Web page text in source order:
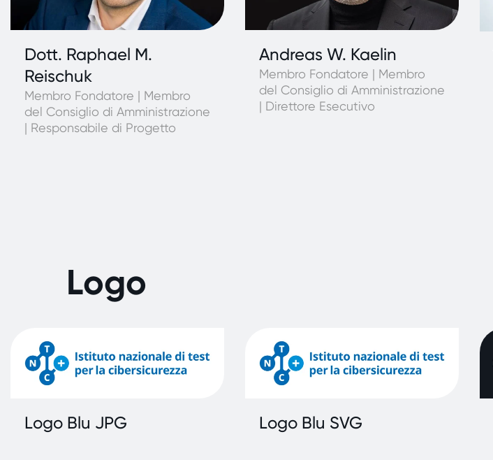
Dott. Raphael M.
Reischuk
Membro Fondatore | Membro
del Consiglio di Amministrazione
| Responsabile di Progetto
Andreas W. Kaelin
Membro Fondatore | Membro
del Consiglio di Amministrazione
| Direttore Esecutivo
Logo
Logo Blu JPG Logo Blu SVG